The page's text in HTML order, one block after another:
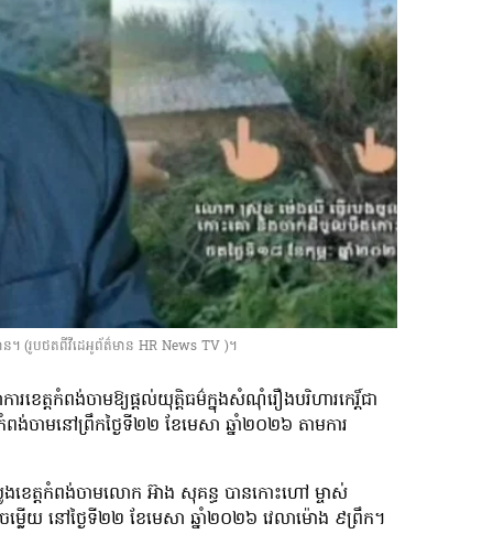
។ (រូបថតពីវីដេអូព័ត៌មាន HR News TV )។
េត្តកំពង់ចាមឱ្យផ្ដល់យុត្តិធម៌ក្នុងសំណុំរឿងបរិហារកេរ្តិ៍ជា
ាមនៅព្រឹកថ្ងៃទី២២ ខែមេសា ឆ្នាំ២០២៦ តាមការ
ខេត្តកំពង់ចាមលោក អ៊ាង សុគន្ធ បានកោះហៅ ម្ចាស់
លើយ នៅថ្ងៃទី២២ ខែមេសា ឆ្នាំ២០២៦ វេលាម៉ោង ៩ព្រឹក។